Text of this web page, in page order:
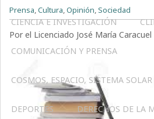
CIENCIA E INVESTIGACIÓN
COMUNICACIÓN Y PRENSA
COSMOS, ESPACIO, SISTEMA SOLAR
DEPORTES DERECHOS DE LA
Prensa,Cultura,Opinión,Sociedad
Por el Licenciado José María Caracuel